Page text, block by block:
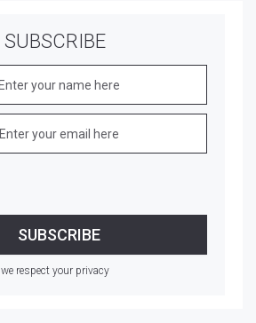
SUBSCRIBE
we respect your privacy